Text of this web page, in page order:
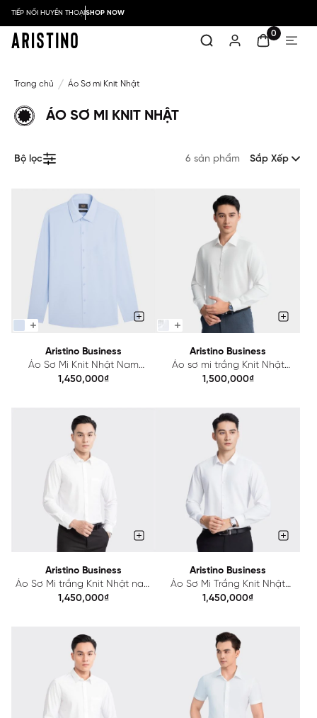
TIẾP NỐI HUYỀN THOẠISHOP NOW
0
Trang chủ Áo Sơ mi Knit Nhật
ÁO SƠ MI KNIT NHẬT
Bộ lọc 6 sản phẩm Sắp Xếp
Aristino Business
Áo Sơ Mi Knit Nhật Nam
Aristino Business 1LS0680Z
1,450,000₫
Aristino Business
Áo sơ mi trắng Knit Nhật
Aristino Business 1LS0840Z
1,500,000₫
Aristino Business
Áo Sơ Mi trắng Knit Nhật nam
Aristino Business 1LS0310Z
1,450,000₫
Aristino Business
Áo Sơ Mi Trắng Knit Nhật
Nam Aristino Business Slim Fit
1,450,000₫